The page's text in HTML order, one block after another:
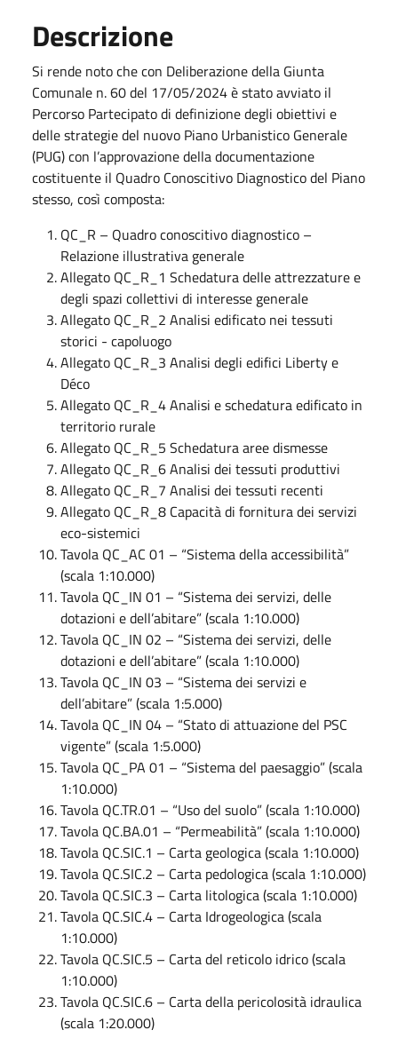
Descrizione
Si rende noto che con Deliberazione della Giunta
Comunale n. 60 del 17/05/2024 è stato avviato il
Percorso Partecipato di definizione degli obiettivi e
delle strategie del nuovo Piano Urbanistico Generale
(PUG) con l’approvazione della documentazione
costituente il Quadro Conoscitivo Diagnostico del Piano
stesso, così composta:
QC_R – Quadro conoscitivo diagnostico –
Relazione illustrativa generale
Allegato QC_R_1 Schedatura delle attrezzature e
degli spazi collettivi di interesse generale
Allegato QC_R_2 Analisi edificato nei tessuti
storici - capoluogo
Allegato QC_R_3 Analisi degli edifici Liberty e
Déco
Allegato QC_R_4 Analisi e schedatura edificato in
territorio rurale
Allegato QC_R_5 Schedatura aree dismesse
Allegato QC_R_6 Analisi dei tessuti produttivi
Allegato QC_R_7 Analisi dei tessuti recenti
Allegato QC_R_8 Capacità di fornitura dei servizi
eco-sistemici
Tavola QC_AC 01 – “Sistema della accessibilità”
(scala 1:10.000)
Tavola QC_IN 01 – “Sistema dei servizi, delle
dotazioni e dell’abitare” (scala 1:10.000)
Tavola QC_IN 02 – “Sistema dei servizi, delle
dotazioni e dell’abitare” (scala 1:10.000)
Tavola QC_IN 03 – “Sistema dei servizi e
dell’abitare” (scala 1:5.000)
Tavola QC_IN 04 – “Stato di attuazione del PSC
vigente” (scala 1:5.000)
Tavola QC_PA 01 – “Sistema del paesaggio” (scala
1:10.000)
Tavola QC.TR.01 – “Uso del suolo” (scala 1:10.000)
Tavola QC.BA.01 – “Permeabilità” (scala 1:10.000)
Tavola QC.SIC.1 – Carta geologica (scala 1:10.000)
Tavola QC.SIC.2 – Carta pedologica (scala 1:10.000)
Tavola QC.SIC.3 – Carta litologica (scala 1:10.000)
Tavola QC.SIC.4 – Carta Idrogeologica (scala
1:10.000)
Tavola QC.SIC.5 – Carta del reticolo idrico (scala
1:10.000)
Tavola QC.SIC.6 – Carta della pericolosità idraulica
(scala 1:20.000)